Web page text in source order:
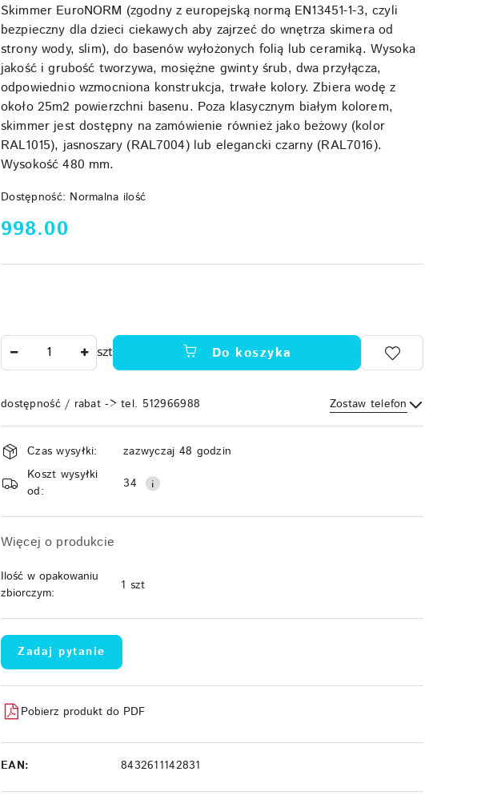
Skimmer EuroNORM (zgodny z europejską normą EN13451-1-3, czyli
bezpieczny dla dzieci ciekawych aby zajrzeć do wnętrza skimera od
strony wody, slim), do basenów wyłożonych folią lub ceramiką. Wysoka
jakość i grubość tworzywa, mosiężne gwinty śrub, dwa przyłącza,
odpowiednio wzmocniona konstrukcja, trwałe kolory. Zbiera wodę z
około 25m2 powierzchni basenu. Poza klasycznym białym kolorem,
skimmer jest dostępny na zamówienie również jako beżowy (kolor
RAL1015), jasnoszary (RAL7004) lub elegancki czarny (RAL7016).
Wysokość 480 mm.
Dostępność: Normalna ilość
cena:
998.00
szt Do koszyka
dostępność / rabat -> tel. 512966988 Zostaw telefon
Wyślij
Dostępność
i
dostawa
Czas wysyłki:
zazwyczaj 48 godzin
Koszt wysyłki
od:
34
Więcej o produkcie
Ilość w opakowaniu
zbiorczym:
1 szt
Zadaj pytanie
Pobierz produkt do PDF
EAN: 8432611142831